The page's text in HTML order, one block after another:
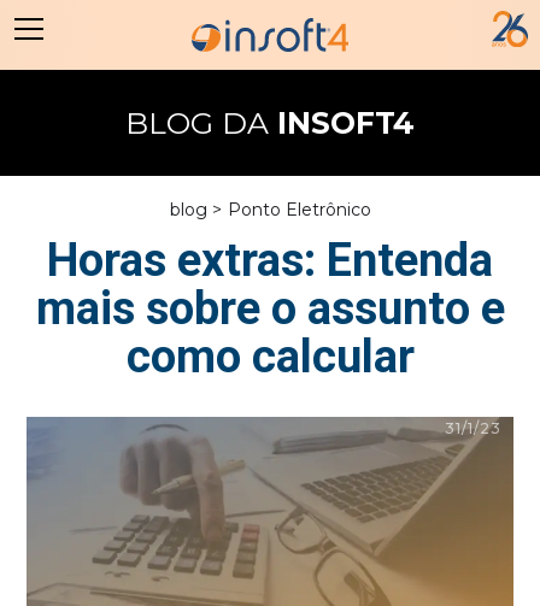
BLOG DAINSOFT4
blog > Ponto Eletrônico
Horas extras: Entenda
mais sobre o assunto e
como calcular
31/1/23